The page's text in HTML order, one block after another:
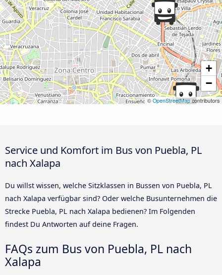
+
−
© OpenStreetMapcontributors
Service und Komfort im Bus von Puebla, PL
nach Xalapa
Du willst wissen, welche Sitzklassen in Bussen von Puebla, PL
nach Xalapa verfügbar sind? Oder welche Busunternehmen die
Strecke Puebla, PL nach Xalapa bedienen? Im Folgenden
findest Du Antworten auf deine Fragen.
FAQs zum Bus von Puebla, PL nach
Xalapa